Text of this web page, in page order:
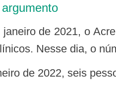
Nesse dia, o
de 2022, seis